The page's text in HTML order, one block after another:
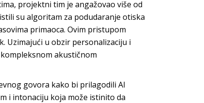
projektni tim je angažovao više od
su algoritam za podudaranje otiska
primaoca. Ovim pristupom
Uzimajući u obzir personalizaciju i
akustičnom
govora kako bi prilagodili AI
i intonaciju koja može istinito da